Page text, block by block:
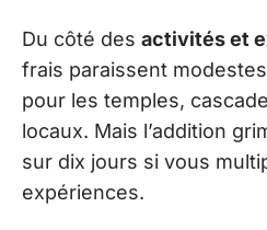
Du côté des activités et
frais paraissent
pour les temples,
locaux. Mais l’addition
sur dix jours si vous
expériences.